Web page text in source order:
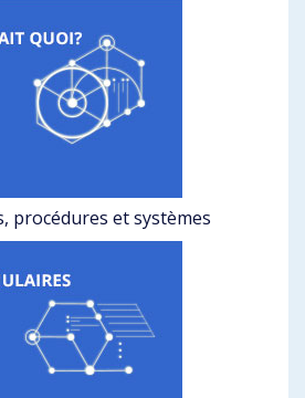
procédures et systèmes